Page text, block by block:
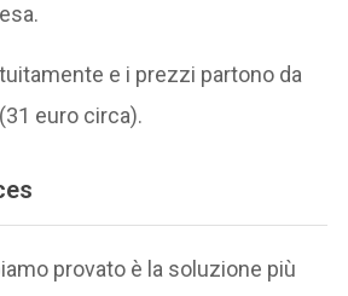
e i prezzi partono da
euro circa).
provato è la soluzione più